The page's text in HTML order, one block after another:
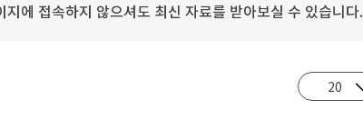
지에 접속하지 않으셔도 최신 자료를 받아보실 수 있습니다.